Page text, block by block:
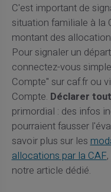
C'est important de
situation familiale à la
montant des
Pour signaler un
connectez-vous
Compte" sur caf.fr ou
Compte. Déclarer
primordial : des infos
pourraient fausser
savoir plus sur les
allocations par la CAF
notre article dédié.